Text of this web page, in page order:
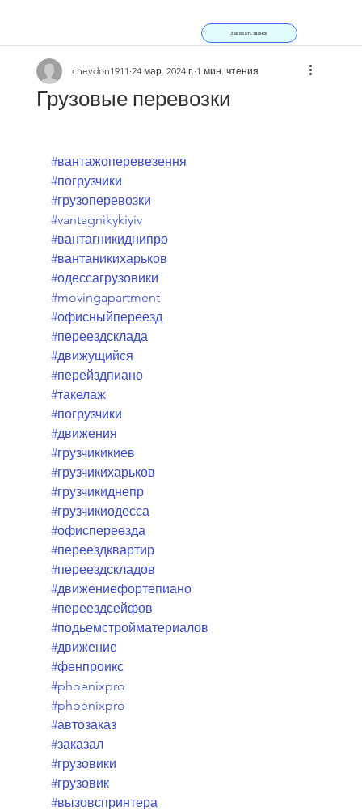
Заказать звонок
Грузовые перевозки
chevdon1911 24 мар. 2024 г. 1 мин. чтения
#вантажоперевезення
#погрузчики
#грузоперевозки
#vantagnikykiyiv
#вантагникиднипро
#вантаникихарьков
#одессагрузовики
#movingapartment
#офисныйпереезд
#переездсклада
#движущийся
#перейздпиано
#такелаж
#погрузчики
#движения
#грузчикикиев
#грузчикихарьков
#грузчикиднепр
#грузчикиодесса
#офиспереезда
#переездквартир
#переездскладов
#движениефортепиано
#переездсейфов
#подьемстройматериалов
#движение
#фенпроикс
#phoenixpro
#phoenixpro
#автозаказ
#заказал
#грузовики
#грузовик
#вызовспринтера